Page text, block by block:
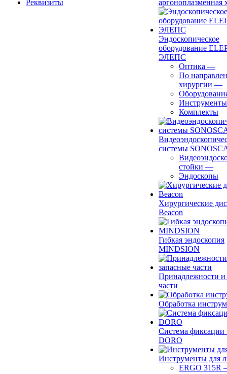
Реквизиты
аргоноплазменная
Эндоскопическое
оборудование
ЭЛЕПС
Оптика —
По
хирургии —
Инструменты
Комплекты
системы
стойки —
Эндоскопы
Хирургические
Beacon
Гибкая эндоскопия
MINDSION
Принадлежности и
части
Обработка
Система фиксации
DORO
Инструменты для
ERGO 315R